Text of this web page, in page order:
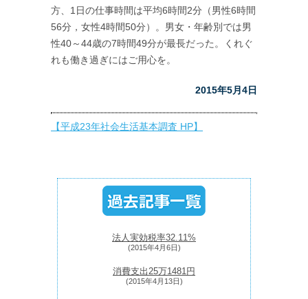
方、1日の仕事時間は平均6時間2分（男性6時間
56分，女性4時間50分）。男女・年齢別では男
性40～44歳の7時間49分が最長だった。くれぐ
れも働き過ぎにはご用心を。
2015年5月4日
【平成23年社会生活基本調査 HP】
法人実効税率32.11%
(2015年4月6日)
消費支出25万1481円
(2015年4月13日)